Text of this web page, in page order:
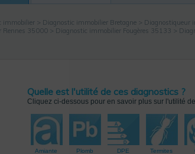
immobilier> Diagnostic immobilier Bretagne> Diagnostiqueur
Rennes 35000> Diagnostic immobilier Fougères 35133 >
Quelle est l'utilité de ces diagnostics ?
Cliquez ci-dessous pour en savoir plus sur l'utilité
Amiante Plomb DPE Termites